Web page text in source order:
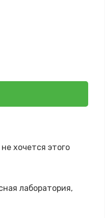
хочется этого
лаборатория,